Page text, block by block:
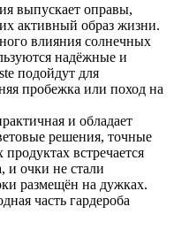
выпускает оправы,
активный образ жизни.
влияния солнечных
надёжные и
подойдут для
пробежка или поход на
и обладает
решения, точные
встречается
и очки не стали
размещён на дужках.
часть гардероба